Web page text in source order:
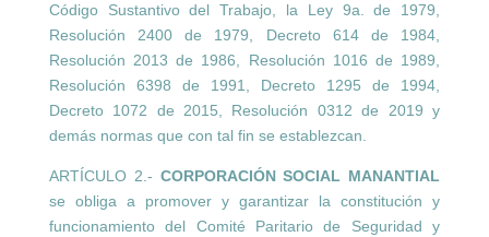
Código Sustantivo del Trabajo, la Ley 9a. de 1979,
Resolución 2400 de 1979, Decreto 614 de 1984,
Resolución 2013 de 1986, Resolución 1016 de 1989,
Resolución 6398 de 1991, Decreto 1295 de 1994,
Decreto 1072 de 2015, Resolución 0312 de 2019 y
demás normas que con tal fin se establezcan.
ARTÍCULO 2.- CORPORACIÓN SOCIAL MANANTIAL
se obliga a promover y garantizar la constitución y
funcionamiento del Comité Paritario de Seguridad y